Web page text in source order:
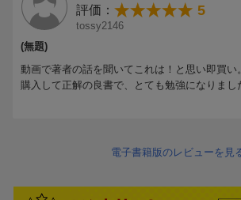
評価： 5
tossy2146
(無題)
動画で著者の話を聞いてこれは！と思い即買い。
購入して正解の良書で、とても勉強になりまし
電子書籍版のレビューを見